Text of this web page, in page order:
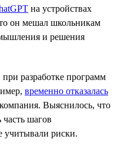
на устройствах
он мешал школьникам
и решения
разработке программ
временно отказалась
Выяснилось, что
шагов
учитывали риски.